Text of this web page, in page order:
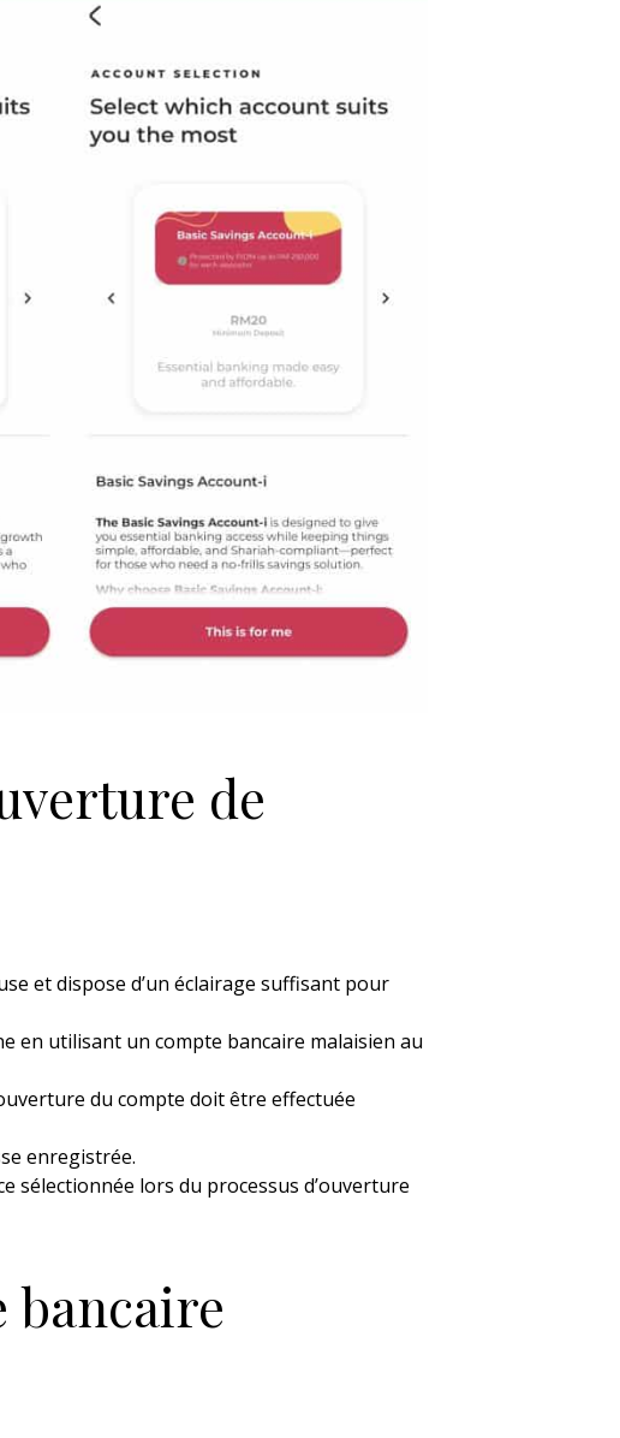
de
et dispose d’un éclairage suffisant pour
en utilisant un compte bancaire malaisien au
du compte doit être effectuée
enregistrée.
sélectionnée lors du processus d’ouverture